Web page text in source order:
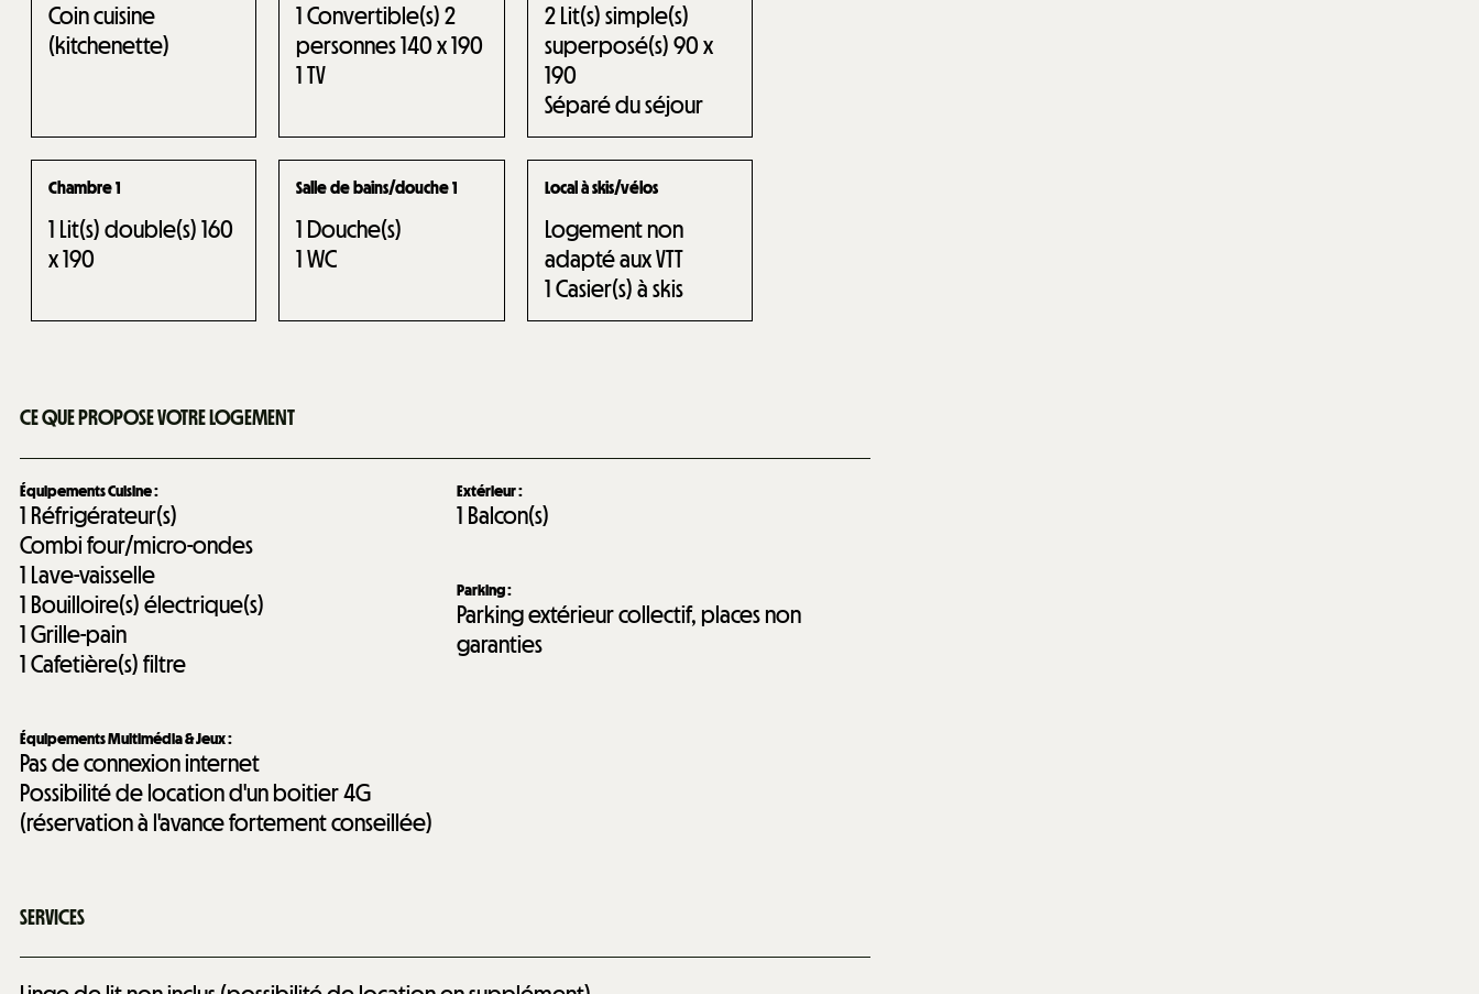
Coin cuisine
(kitchenette)
1Convertible(s) 2
personnes 140 x 190
1TV
2 Lit(s) simple(s)
superposé(s) 90 x
190
Séparé du séjour
Chambre 1
1 Lit(s) double(s) 160
x 190
Salle de bains/douche 1
1 Douche(s)
1WC
Local à skis/vélos
Logement non
adapté aux VTT
1Casier(s) à skis
CE QUE PROPOSE VOTRE LOGEMENT
Équipements Cuisine:
1 Réfrigérateur(s)
Combi four/micro-ondes
1 Lave-vaisselle
1 Bouilloire(s) électrique(s)
1Grille-pain
1Cafetière(s) filtre
Équipements Multimédia & Jeux:
Pas de connexion internet
Possibilité de location d'un boitier 4G
(réservation à l'avance fortement conseillée)
Extérieur:
1 Balcon(s)
Parking:
Parking extérieur collectif, places non
garanties
SERVICES